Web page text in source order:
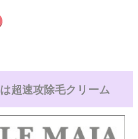
超速攻除毛クリーム